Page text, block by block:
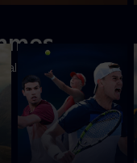
til Tournon-sur-